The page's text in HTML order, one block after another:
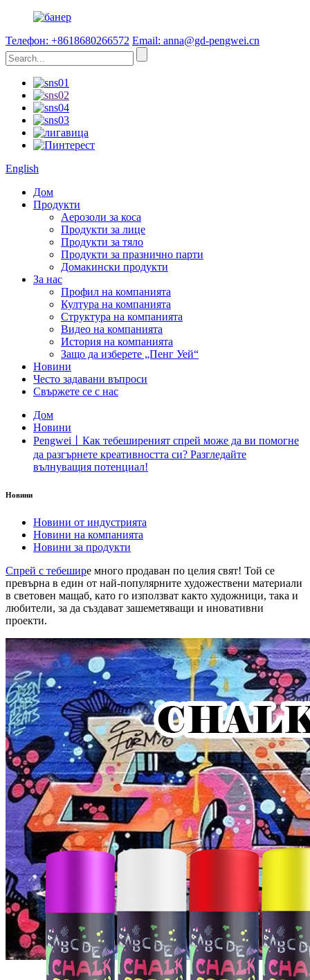
Телефон: +8618680266572 Email: anna@gd-pengwei.cn
English
Дом
Продукти
Аерозоли за коса
Продукти за лице
Продукти за тяло
Продукти за празнично парти
Домакински продукти
За нас
Профил на компанията
Култура на компанията
Структура на компанията
Видео на компанията
История на компанията
Защо да изберете „Пенг Уей“
Новини
Често задавани въпроси
Свържете се с нас
Дом
Новини
Pengwei丨Как тебеширеният спрей може да ви помогне
да разгърнете креативността си? Разгледайте
вълнуващия потенциал!
Новини
Новини от индустрията
Новини на компанията
Новини за продукти
Спрей с тебешире много продаван по целия свят! Той се
превърна в един от най-популярните художествени материали
в световен мащаб, като го използват както художници, така и
любители, за да създават зашеметяващи и иновативни
проекти.